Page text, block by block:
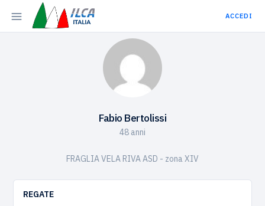
ACCEDI
Fabio Bertolissi
48 anni
FRAGLIA VELA RIVA ASD - zona XIV
REGATE